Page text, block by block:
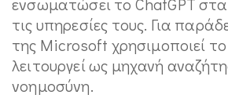
τις υπηρεσίες τους. Για
της Microsoft χρησιμοποιεί
λειτουργεί ως μηχανή
νοημοσύνη.